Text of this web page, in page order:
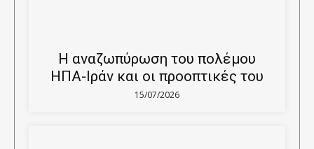
Η αναζωπύρωση του πολέμου
ΗΠΑ-Ιράν και οι προοπτικές του
15/07/2026